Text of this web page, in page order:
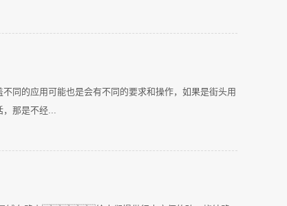
同的应用可能也是会有不同的要求和操作，如果是街头用
那是不经...